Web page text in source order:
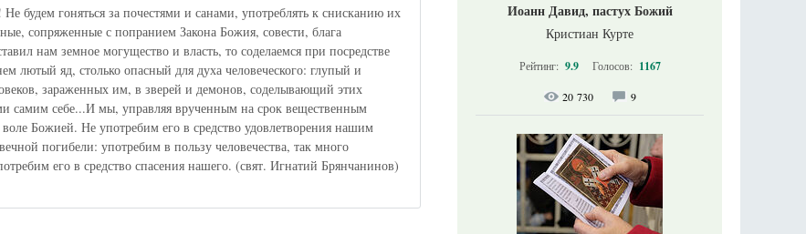
будем гоняться за почестями и санами, употреблять к снисканию их
сопряженные с попранием Закона Божия, совести, блага
нам земное могущество и власть, то соделаемся при посредстве
лютый яд, столько опасный для духа человеческого: глупый и
зараженных им, в зверей и демонов, соделывающий этих
самим себе...И мы, управляя врученным на срок вещественным
Божией. Не употребим его в средство удовлетворения нашим
погибели: употребим в пользу человечества, так много
его в средство спасения нашего. (свят. Игнатий Брянчанинов)
Иоанн Давид, пастух Божий
Кристиан Курте
Рейтинг: 9.9 Голосов: 1167
20 730 9